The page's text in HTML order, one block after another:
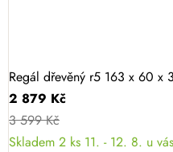
Regál dřevěný r5 163 x 60 x
2 879 Kč
3 599 Kč
Skladem 2 ks 11. - 12. 8. u vás